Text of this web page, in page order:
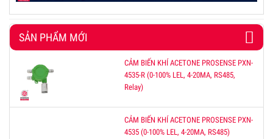
SẢN PHẨM MỚI
CẢM BIẾN KHÍ ACETONE PROSENSE PXN-
4535-R (0-100% LEL, 4-20MA, RS485,
Relay)
CẢM BIẾN KHÍ ACETONE PROSENSE PXN-
4535 (0-100% LEL, 4-20MA, RS485)